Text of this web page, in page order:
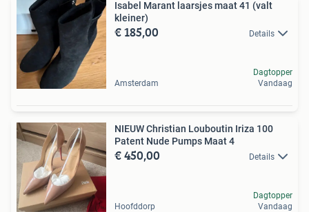
Isabel Marant laarsjes maat 41 (valt
kleiner)
€ 185,00 Details
Amsterdam
Dagtopper
Vandaag
NIEUW Christian Louboutin Iriza 100
Patent Nude Pumps Maat 4
€ 450,00 Details
Hoofddorp
Dagtopper
Vandaag